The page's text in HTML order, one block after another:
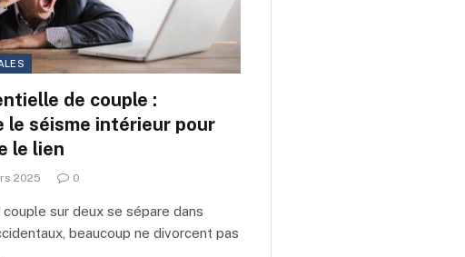
de couple :
le séisme intérieur pour
le lien
2025 0
couple sur deux se sépare dans
beaucoup ne divorcent pas